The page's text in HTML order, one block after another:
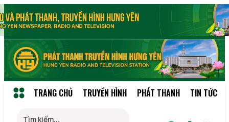
TRANG CHỦ TRUYỀN HÌNH PHÁT THANH TIN TỨC